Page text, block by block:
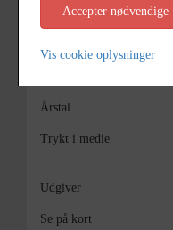
Forfatter(e)
Årstal
Trykt i medie
Udgiver
Se på kort
Accepter nødvendige
Vis cookie oplysninger